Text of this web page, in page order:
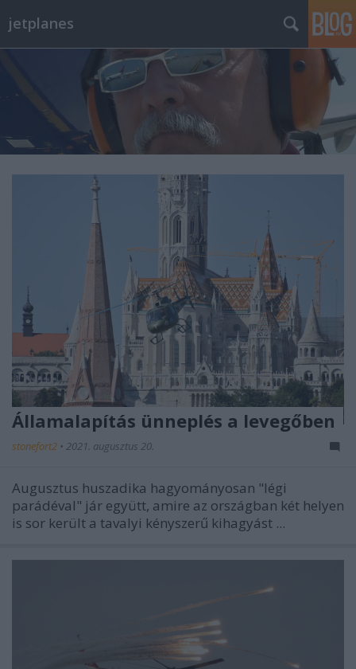
jetplanes
Államalapítás ünneplés a levegőben
stonefort2 • 2021. augusztus 20.
Augusztus huszadika hagyományosan "légi
parádéval" jár együtt, amire az országban két helyen
is sor került a tavalyi kényszerű kihagyást ...